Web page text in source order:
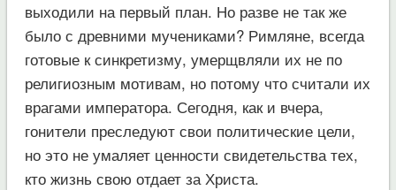
выходили на первый план. Но разве не так же
было с древними мучениками? Римляне, всегда
готовые к синкретизму, умерщвляли их не по
религиозным мотивам, но потому что считали их
врагами императора. Сегодня, как и вчера,
гонители преследуют свои политические цели,
но это не умаляет ценности свидетельства тех,
кто жизнь свою отдает за Христа.